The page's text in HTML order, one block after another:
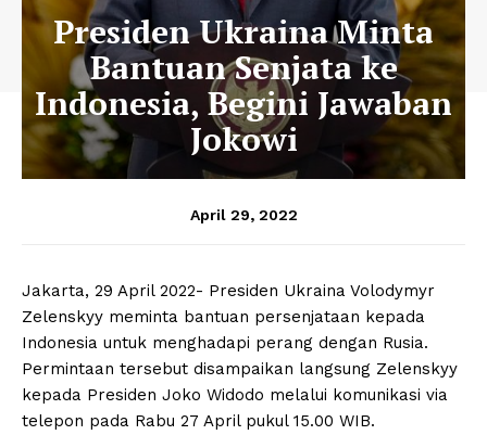
Presiden Ukraina Minta
Bantuan Senjata ke
Indonesia, Begini Jawaban
Jokowi
April 29, 2022
Jakarta, 29 April 2022- Presiden Ukraina Volodymyr
Zelenskyy meminta bantuan persenjataan kepada
Indonesia untuk menghadapi perang dengan Rusia.
Permintaan tersebut disampaikan langsung Zelenskyy
kepada Presiden Joko Widodo melalui komunikasi via
telepon pada Rabu 27 April pukul 15.00 WIB.